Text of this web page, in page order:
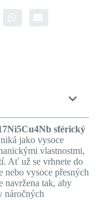
sférický
jako vysoce
vlastnostmi,
Ať už se vrhnete do
vysoce přesných
navržena tak, aby
náročných